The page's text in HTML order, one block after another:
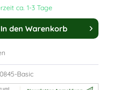
ca. 1-3 Tage
In den Warenkorb
Basic